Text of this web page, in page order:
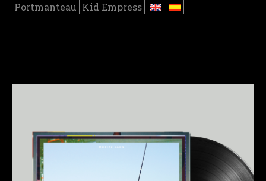
Portmanteau Kid Empress